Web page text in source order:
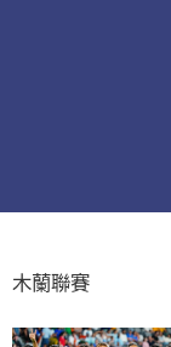
木蘭聯賽